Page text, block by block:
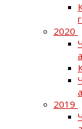
2020
2019